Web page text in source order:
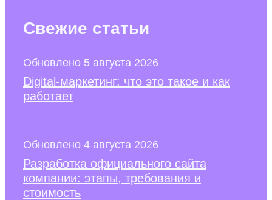
Свежие статьи
Обновлено 5 августа 2026
Digital-маркетинг: что это такое и как
работает
Обновлено 4 августа 2026
Разработка официального сайта
компании: этапы, требования и
стоимость